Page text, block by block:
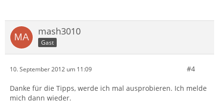
mash3010
Gast
10. September 2012 um 11:09 #4
Danke für die Tipps, werde ich mal ausprobieren. Ich melde
mich dann wieder.